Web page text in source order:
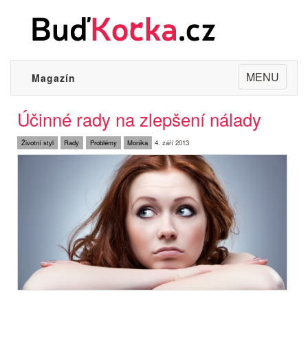
Toggle
navigation
MENU
Magazín
Účinné rady na zlepšení nálady
Životní styl Rady Problémy Monika 4. září 2013